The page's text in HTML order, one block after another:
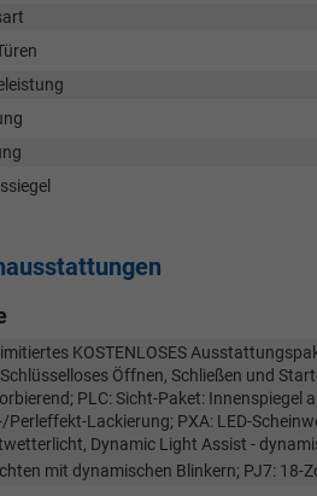
KOSTENLOSES
Öffnen, Schließen und
PLC: Sicht-Paket:
Perleffekt-Lackierung; PXA: LED-
Dynamic Light Assist -
mit dynamischen Blinkern; PJ7: 18-